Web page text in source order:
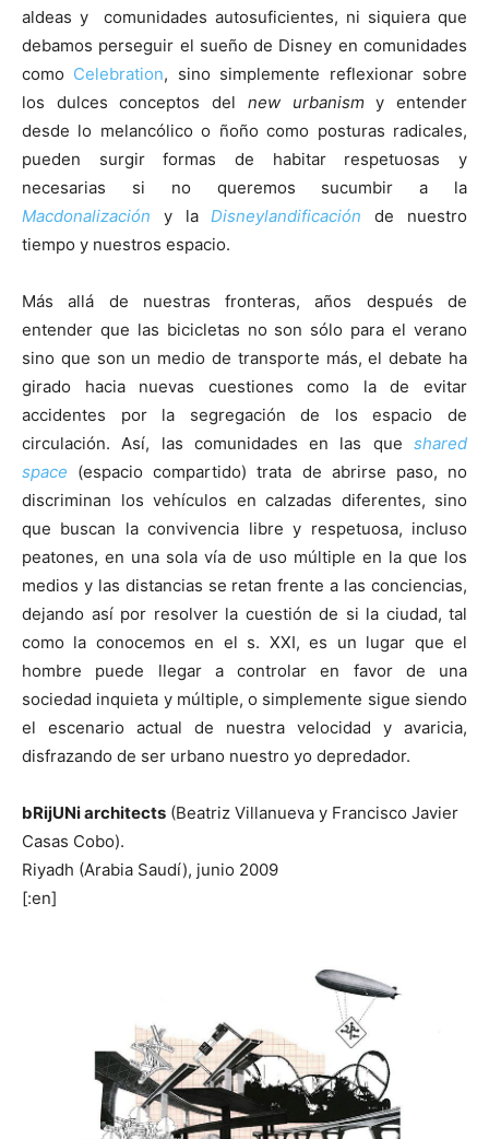
aldeas y comunidades autosuficientes, ni siquiera que
debamos perseguir el sueño de Disney en comunidades
como Celebration, sino simplemente reflexionar sobre
los dulces conceptos del new urbanismy entender
desde lo melancólico o ñoño como posturas radicales,
pueden surgir formas de habitar respetuosas y
necesarias si no queremos sucumbir a la
Macdonalización
y laDisneylandificación de nuestro
tiempo y nuestros espacio.
Más allá de nuestras fronteras, años después de
entender que las bicicletas no son sólo para el verano
sino que son un medio de transporte más, el debate ha
girado hacia nuevas cuestiones como la de evitar
accidentes por la segregación de los espacio de
circulación. Así, las comunidades en las que shared
space (espacio compartido) trata de abrirse paso, no
discriminan los vehículos en calzadas diferentes, sino
que buscan la convivencia libre y respetuosa, incluso
peatones, en una sola vía de uso múltiple en la que los
medios y las distancias se retan frente a las conciencias,
dejando así por resolver la cuestión de si la ciudad, tal
como la conocemos en el s. XXI, es un lugar que el
hombre puede llegar a controlar en favor de una
sociedad inquieta y múltiple, o simplemente sigue siendo
el escenario actual de nuestra velocidad y avaricia,
disfrazando de ser urbano nuestro yo depredador.
bRijUNi architects (Beatriz Villanueva y Francisco Javier
Casas Cobo).
Riyadh (Arabia Saudí), junio 2009
[:en]